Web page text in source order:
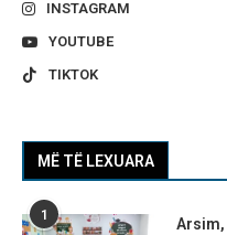
INSTAGRAM
YOUTUBE
TIKTOK
MË TË LEXUARA
1
Arsim,